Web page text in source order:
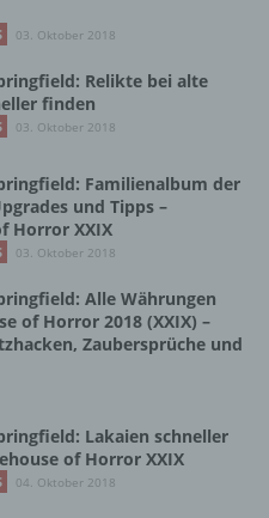
03. Oktober 2018
Relikte bei alte
finden
03. Oktober 2018
Familienalbum der
und Tipps –
Horror XXIX
03. Oktober 2018
Alle Währungen
of Horror 2018 (XXIX) –
Zaubersprüche und
Lakaien schneller
of Horror XXIX
04. Oktober 2018
oder juristische
oder andere
Person, dem
Auftragsverarbeiter
unter der
des
befugt sind, die
Daten zu verarbeiten.
von der betroffenen
bestimmten Fall in
unmissverständlich